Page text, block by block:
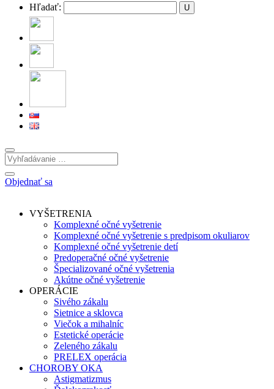
Hľadať:
Objednať sa
VYŠETRENIA
Komplexné očné vyšetrenie
Komplexné očné vyšetrenie s predpisom okuliarov
Komplexné očné vyšetrenie detí
Predoperačné očné vyšetrenie
Špecializované očné vyšetrenia
Akútne očné vyšetrenie
OPERÁCIE
Sivého zákalu
Sietnice a sklovca
Viečok a mihalníc
Estetické operácie
Zeleného zákalu
PRELEX operácia
CHOROBY OKA
Astigmatizmus